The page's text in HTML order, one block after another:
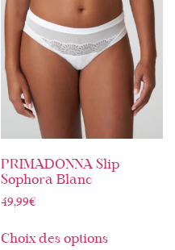
PRIMADONNA Slip
Sophora Blanc
49,99€
Choix des options